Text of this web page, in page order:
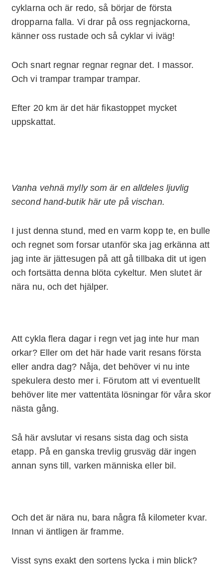
cyklarna och är redo, så börjar de första
dropparna falla. Vi drar på oss regnjackorna,
känner oss rustade och så cyklar vi iväg!
Och snart regnar regnar regnar det. I massor.
Och vi trampar trampar trampar.
Efter 20 km är det här fikastoppet mycket
uppskattat.
Vanha vehnä mylly som är en alldeles ljuvlig
second hand-butik här ute på vischan.
I just denna stund, med en varm kopp te, en bulle
och regnet som forsar utanför ska jag erkänna att
jag inte är jättesugen på att gå tillbaka dit ut igen
och fortsätta denna blöta cykeltur. Men slutet är
nära nu, och det hjälper.
Att cykla flera dagar i regn vet jag inte hur man
orkar? Eller om det här hade varit resans första
eller andra dag? Nåja, det behöver vi nu inte
spekulera desto mer i. Förutom att vi eventuellt
behöver lite mer vattentäta lösningar för våra skor
nästa gång.
Så här avslutar vi resans sista dag och sista
etapp. På en ganska trevlig grusväg där ingen
annan syns till, varken människa eller bil.
Och det är nära nu, bara några få kilometer kvar.
Innan vi äntligen är framme.
Visst syns exakt den sortens lycka i min blick?